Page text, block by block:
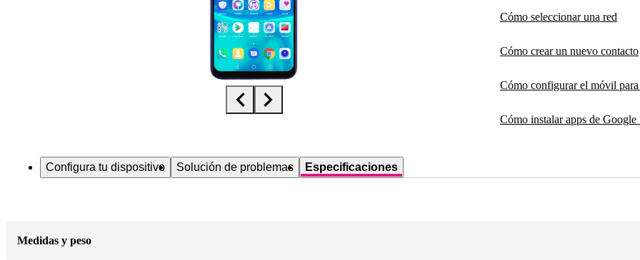
Cómo seleccionar una red
Cómo crear un nuevo contacto
Cómo configurar el móvil
Cómo instalar apps de Google
Configura tu dispositivo Solución de problemas Especificaciones
Medidas y peso